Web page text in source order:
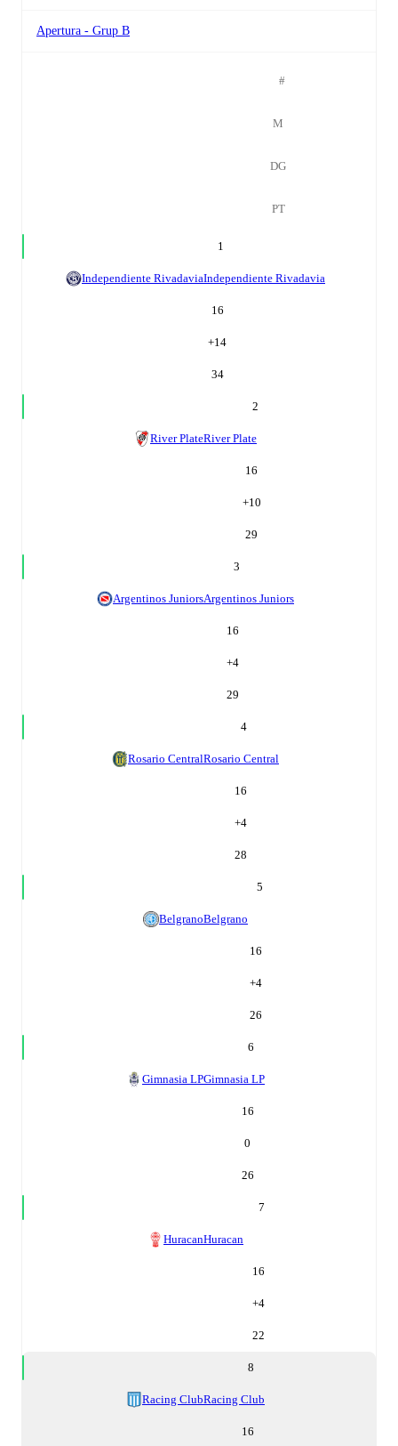
Apertura - Grup B
#
M
DG
PT
1
Independiente RivadaviaIndependiente Rivadavia
16
+14
34
2
River PlateRiver Plate
16
+10
29
3
Argentinos JuniorsArgentinos Juniors
16
+4
29
4
Rosario CentralRosario Central
16
+4
28
5
BelgranoBelgrano
16
+4
26
6
Gimnasia LPGimnasia LP
16
0
26
7
HuracanHuracan
16
+4
22
8
Racing ClubRacing Club
16